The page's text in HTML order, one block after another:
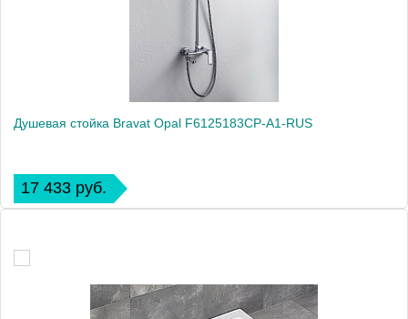
Душевая стойка Bravat Opal F6125183CP-A1-RUS
17 433 руб.